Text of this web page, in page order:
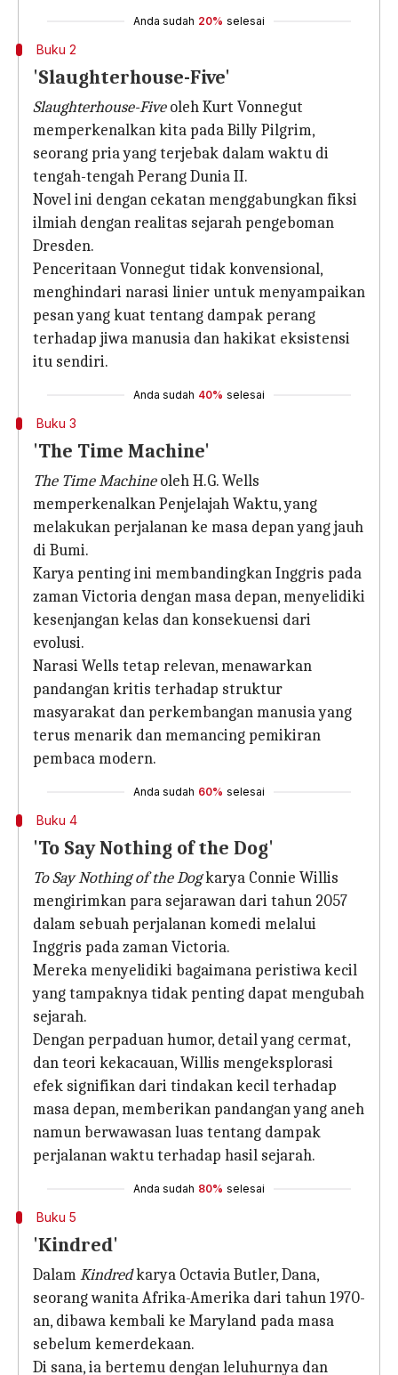
Anda sudah 20% selesai
Buku 2
'Slaughterhouse-Five'
Slaughterhouse-Fiveoleh Kurt Vonnegut
memperkenalkan kita pada Billy Pilgrim,
seorang pria yang terjebak dalam waktu di
tengah-tengah Perang Dunia II.
Novel ini dengan cekatan menggabungkan fiksi
ilmiah dengan realitas sejarah pengeboman
Dresden.
Penceritaan Vonnegut tidak konvensional,
menghindari narasi linier untuk menyampaikan
pesan yang kuat tentang dampak perang
terhadap jiwa manusia dan hakikat eksistensi
itu sendiri.
Anda sudah 40% selesai
Buku 3
'The Time Machine'
The Time Machineoleh H.G. Wells
memperkenalkan Penjelajah Waktu, yang
melakukan perjalanan ke masa depan yang jauh
di Bumi.
Karya penting ini membandingkan Inggris pada
zaman Victoria dengan masa depan, menyelidiki
kesenjangan kelas dan konsekuensi dari
evolusi.
Narasi Wells tetap relevan, menawarkan
pandangan kritis terhadap struktur
masyarakat dan perkembangan manusia yang
terus menarik dan memancing pemikiran
pembaca modern.
Anda sudah 60% selesai
Buku 4
'To Say Nothing of the Dog'
To Say Nothing of the Dogkarya Connie Willis
mengirimkan para sejarawan dari tahun 2057
dalam sebuah perjalanan komedi melalui
Inggris pada zaman Victoria.
Mereka menyelidiki bagaimana peristiwa kecil
yang tampaknya tidak penting dapat mengubah
sejarah.
Dengan perpaduan humor, detail yang cermat,
dan teori kekacauan, Willis mengeksplorasi
efek signifikan dari tindakan kecil terhadap
masa depan, memberikan pandangan yang aneh
namun berwawasan luas tentang dampak
perjalanan waktu terhadap hasil sejarah.
Anda sudah 80% selesai
Buku 5
'Kindred'
DalamKindredkarya Octavia Butler, Dana,
seorang wanita Afrika-Amerika dari tahun 1970-
an, dibawa kembali ke Maryland pada masa
sebelum kemerdekaan.
Di sana, ia bertemu dengan leluhurnya dan